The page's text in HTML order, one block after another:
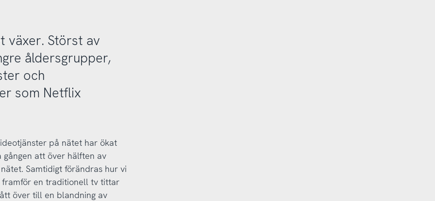
växer. Störst av
åldersgrupper,
och
som Netflix
på nätet har ökat
gången att över hälften av
Samtidigt förändras hur vi
en traditionell tv tittar
över till en blandning av